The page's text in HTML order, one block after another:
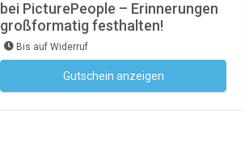
bei PicturePeople – Erinnerungen
großformatig festhalten!
Bis auf Widerruf
Gutschein anzeigen